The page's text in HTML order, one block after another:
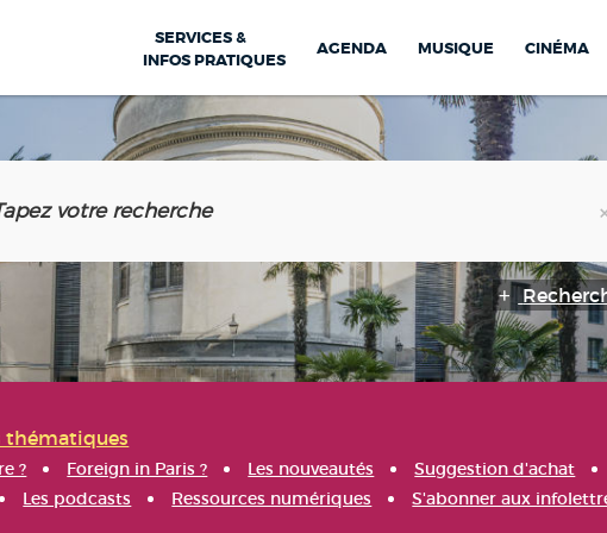
SERVICES &
INFOS PRATIQUES
AGENDA MUSIQUE CINÉMA
thématiques
? Foreign in Paris ? Les nouveautés Suggestion d'achat
Les podcasts Ressources numériques S'abonner aux